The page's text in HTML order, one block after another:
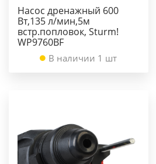
Насос дренажный 600
Вт,135 л/мин,5м
встр.попловок, Sturm!
WP9760BF
В наличии 1 шт